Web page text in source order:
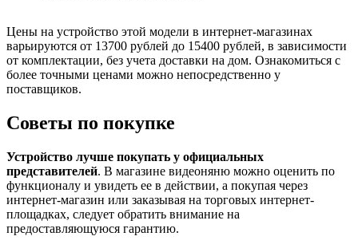
Цены на устройство этой модели в интернет-магазинах
варьируются от 13700 рублей до 15400 рублей, в зависимости
от комплектации, без учета доставки на дом. Ознакомиться с
более точными ценами можно непосредственно у
поставщиков.
Советы по покупке
Устройство лучше покупать у официальных
представителей. В магазине видеоняню можно оценить по
функционалу и увидеть ее в действии, а покупая через
интернет-магазин или заказывая на торговых интернет-
площадках, следует обратить внимание на
предоставляющуюся гарантию.